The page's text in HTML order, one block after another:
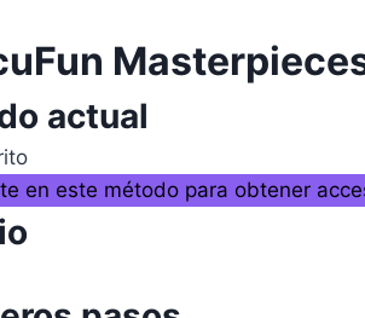
actual
en este método para obtener